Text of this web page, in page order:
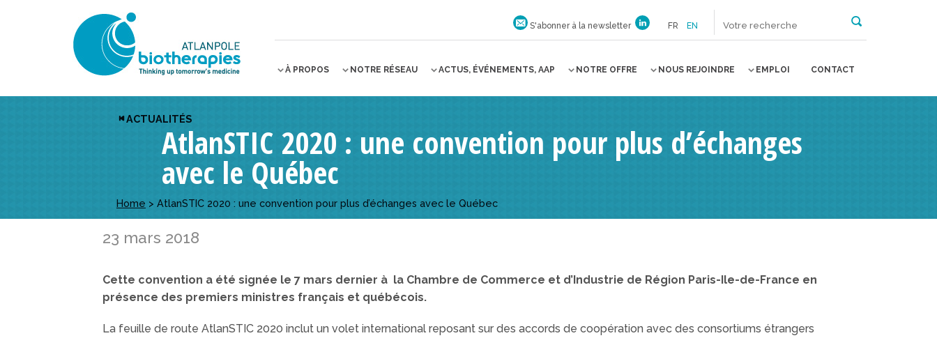
S'abonner à la newsletter FR EN
À PROPOS NOTRE RÉSEAU ACTUS, ÉVÉNEMENTS, AAP NOTRE OFFRE NOUS REJOINDRE EMPLOI CONTACT
ACTUALITÉS
AtlanSTIC 2020 : une convention pour plus d’échanges
avec le Québec
Home > AtlanSTIC 2020 : une convention pour plus d’échanges avec le Québec
23 mars 2018
Cette convention a été signée le 7 mars dernier à la Chambre de Commerce et d’Industrie de Région Paris-Ile-de-France en
présence des premiers ministres français et québécois.
La feuille de route AtlanSTIC 2020 inclut un volet international reposant sur des accords de coopération avec des consortiums étrangers